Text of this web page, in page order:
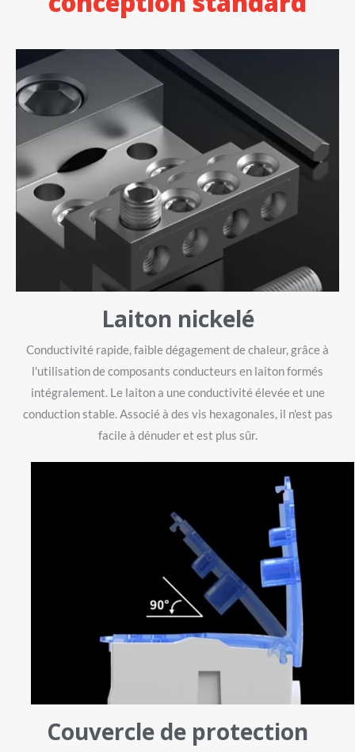
Laiton nickelé
Conductivité rapide, faible dégagement de chaleur, grâce à
l'utilisation de composants conducteurs en laiton formés
intégralement. Le laiton a une conductivité élevée et une
conduction stable. Associé à des vis hexagonales, il n'est pas
facile à dénuder et est plus sûr.
Couvercle de protection